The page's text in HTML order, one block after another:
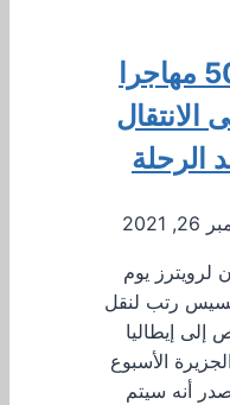
البابا يساعد 50 مهاجرا
الرحلة
2021
لرويترز يوم
رتب لنقل
إلى إيطاليا
الأسبوع
أنه سيتم